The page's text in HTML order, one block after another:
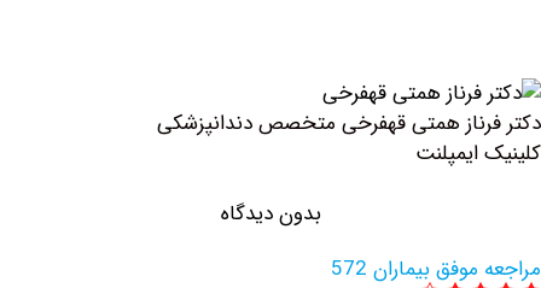
همتی قهفرخی متخصص دندانپزشکی
بدون دیدگاه
بیماران 572